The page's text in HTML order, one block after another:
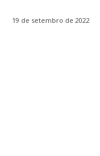
19 de setembro de 2022